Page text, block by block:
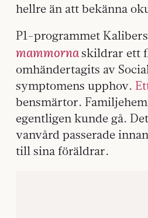
hellre än att bekänna
P1-programmet
mammornaskildrar ett
omhändertagits av
symptomens upphov.
bensmärtor.
egentligen kunde gå.
vanvård passerade
till sina föräldrar.